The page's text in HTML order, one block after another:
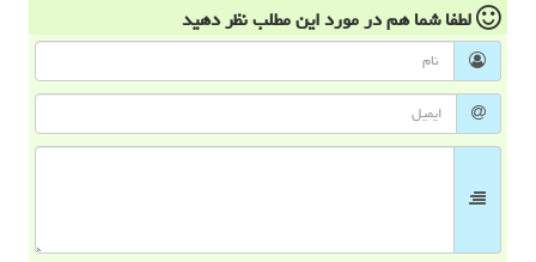
لطفا شما همدر مورد این مطلبنظر دهید